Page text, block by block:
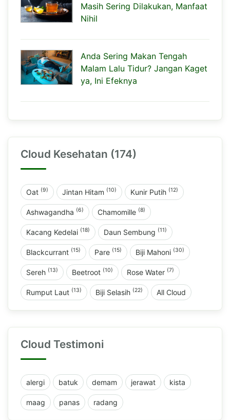
Masih Sering Dilakukan, Manfaat
Nihil
Anda Sering Makan Tengah
Malam Lalu Tidur? Jangan Kaget
ya, Ini Efeknya
Cloud Kesehatan (174)
Oat (9) Jintan Hitam (10) Kunir Putih (12)
Ashwagandha (6) Chamomille (8)
Kacang Kedelai (18) Daun Sembung (11)
Blackcurrant (15) Pare (15) Biji Mahoni (30)
Sereh (13) Beetroot (10) Rose Water (7)
Rumput Laut (13) Biji Selasih (22) All Cloud
Cloud Testimoni
alergi batuk demam jerawat kista
maag panas radang